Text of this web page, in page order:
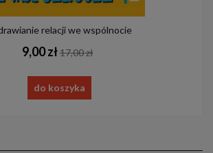
relacji we wspólnocie
9,00 zł17,00 zł
do koszyka